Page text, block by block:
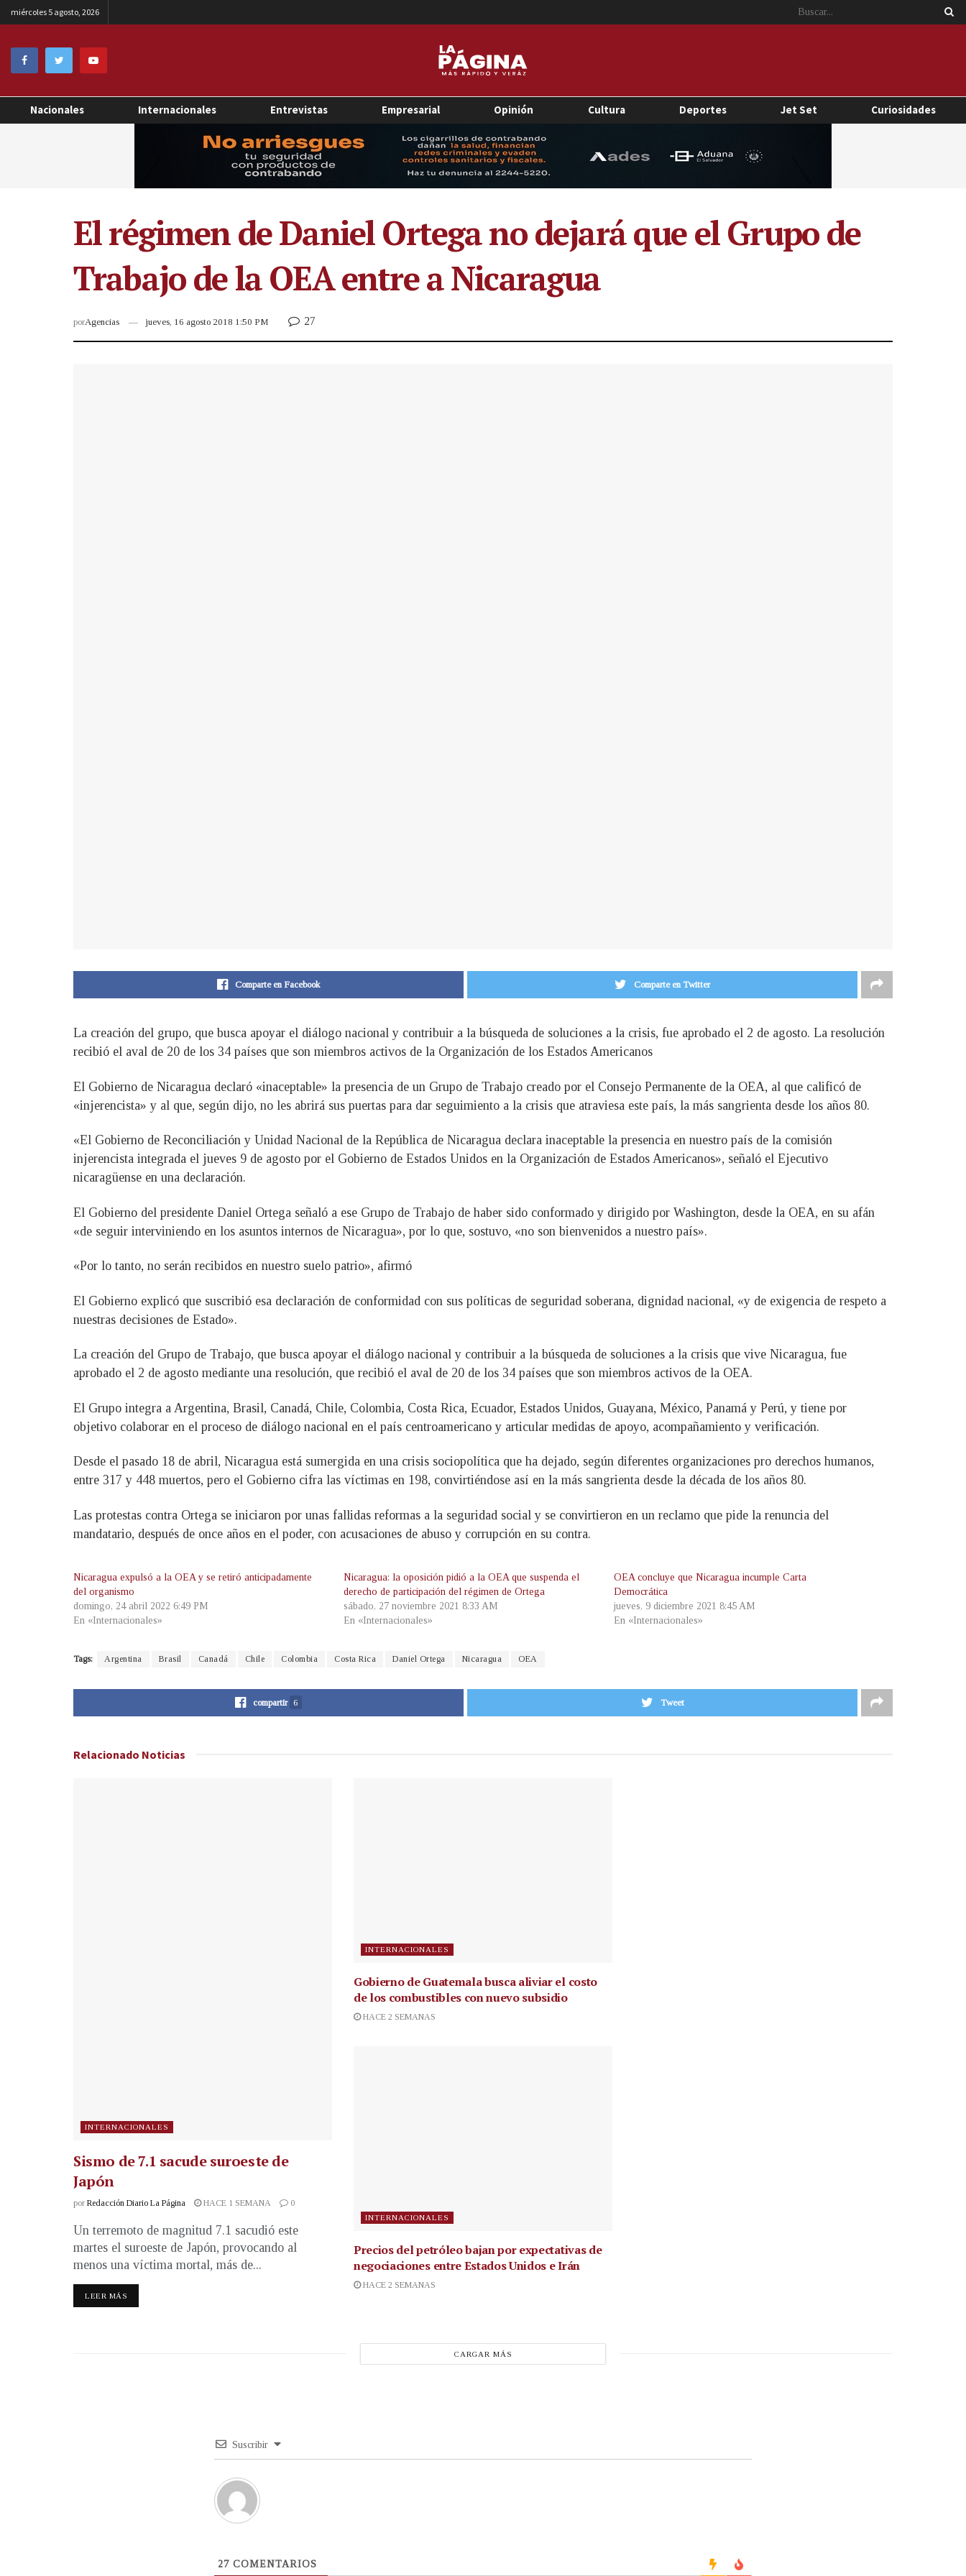
miércoles 5 agosto, 2026
Nacionales Internacionales Entrevistas Empresarial Opinión Cultura Deportes Jet Set Curiosidades
El régimen de Daniel Ortega no dejará que el Grupo de
Trabajo de la OEA entre a Nicaragua
porAgencias jueves, 16 agosto 2018 1:50 PM 27
Comparte en Facebook Comparte en Twitter
La creación del grupo, que busca apoyar el diálogo nacional y contribuir a la búsqueda de soluciones a la crisis, fue aprobado el 2 de agosto. La resolución
recibió el aval de 20 de los 34 países que son miembros activos de la Organización de los Estados Americanos
El Gobierno de Nicaragua declaró «inaceptable» la presencia de un Grupo de Trabajo creado por el Consejo Permanente de la OEA, al que calificó de
«injerencista» y al que, según dijo, no les abrirá sus puertas para dar seguimiento a la crisis que atraviesa este país, la más sangrienta desde los años 80.
«El Gobierno de Reconciliación y Unidad Nacional de la República de Nicaragua declara inaceptable la presencia en nuestro país de la comisión
injerencista integrada el jueves 9 de agosto por el Gobierno de Estados Unidos en la Organización de Estados Americanos», señaló el Ejecutivo
nicaragüense en una declaración.
El Gobierno del presidente Daniel Ortega señaló a ese Grupo de Trabajo de haber sido conformado y dirigido por Washington, desde la OEA, en su afán
«de seguir interviniendo en los asuntos internos de Nicaragua», por lo que, sostuvo, «no son bienvenidos a nuestro país».
«Por lo tanto, no serán recibidos en nuestro suelo patrio», afirmó
El Gobierno explicó que suscribió esa declaración de conformidad con sus políticas de seguridad soberana, dignidad nacional, «y de exigencia de respeto a
nuestras decisiones de Estado».
La creación del Grupo de Trabajo, que busca apoyar el diálogo nacional y contribuir a la búsqueda de soluciones a la crisis que vive Nicaragua, fue
aprobado el 2 de agosto mediante una resolución, que recibió el aval de 20 de los 34 países que son miembros activos de la OEA.
El Grupo integra a Argentina, Brasil, Canadá, Chile, Colombia, Costa Rica, Ecuador, Estados Unidos, Guayana, México, Panamá y Perú, y tiene por
objetivo colaborar en el proceso de diálogo nacional en el país centroamericano y articular medidas de apoyo, acompañamiento y verificación.
Desde el pasado 18 de abril, Nicaragua está sumergida en una crisis sociopolítica que ha dejado, según diferentes organizaciones pro derechos humanos,
entre 317 y 448 muertos, pero el Gobierno cifra las víctimas en 198, convirtiéndose así en la más sangrienta desde la década de los años 80.
Las protestas contra Ortega se iniciaron por unas fallidas reformas a la seguridad social y se convirtieron en un reclamo que pide la renuncia del
mandatario, después de once años en el poder, con acusaciones de abuso y corrupción en su contra.
Nicaragua expulsó a la OEA y se retiró anticipadamente
del organismo
domingo, 24 abril 2022 6:49 PM
En «Internacionales»
Nicaragua: la oposición pidió a la OEA que suspenda el
derecho de participación del régimen de Ortega
sábado, 27 noviembre 2021 8:33 AM
En «Internacionales»
OEA concluye que Nicaragua incumple Carta
Democrática
jueves, 9 diciembre 2021 8:45 AM
En «Internacionales»
Tags: Argentina Brasil Canadá Chile Colombia Costa Rica Daniel Ortega Nicaragua OEA
compartir 6 Tweet
Relacionado Noticias
INTERNACIONALES
Sismo de 7.1 sacude suroeste de
Japón
por Redacción Diario La Página HACE 1 SEMANA 0
Un terremoto de magnitud 7.1 sacudió este
martes el suroeste de Japón, provocando al
menos una víctima mortal, más de...
LEER MÁS
INTERNACIONALES
Gobierno de Guatemala busca aliviar el costo
de los combustibles con nuevo subsidio
HACE 2 SEMANAS
INTERNACIONALES
Precios del petróleo bajan por expectativas de
negociaciones entre Estados Unidos e Irán
HACE 2 SEMANAS
CARGAR MÁS
Suscribir
27 COMENTARIOS